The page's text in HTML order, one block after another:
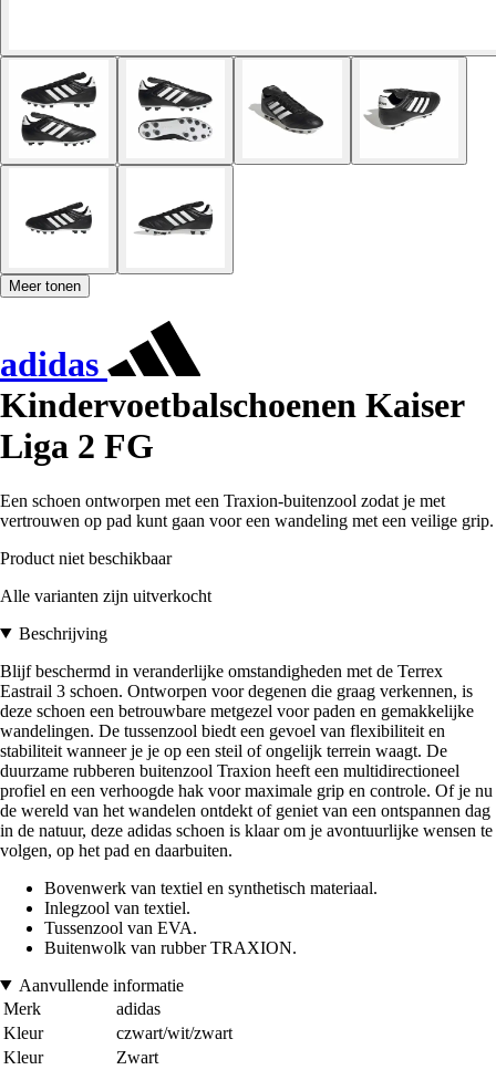
Meer tonen
adidas
Kindervoetbalschoenen Kaiser
Liga 2 FG
Een schoen ontworpen met een Traxion-buitenzool zodat je met
vertrouwen op pad kunt gaan voor een wandeling met een veilige grip.
Product niet beschikbaar
Alle varianten zijn uitverkocht
Beschrijving
Blijf beschermd in veranderlijke omstandigheden met de Terrex
Eastrail 3 schoen. Ontworpen voor degenen die graag verkennen, is
deze schoen een betrouwbare metgezel voor paden en gemakkelijke
wandelingen. De tussenzool biedt een gevoel van flexibiliteit en
stabiliteit wanneer je je op een steil of ongelijk terrein waagt. De
duurzame rubberen buitenzool Traxion heeft een multidirectioneel
profiel en een verhoogde hak voor maximale grip en controle. Of je nu
de wereld van het wandelen ontdekt of geniet van een ontspannen dag
in de natuur, deze adidas schoen is klaar om je avontuurlijke wensen te
volgen, op het pad en daarbuiten.
Bovenwerk van textiel en synthetisch materiaal.
Inlegzool van textiel.
Tussenzool van EVA.
Buitenwolk van rubber TRAXION.
Aanvullende informatie
Merk
adidas
Kleur
czwart/wit/zwart
Kleur
Zwart